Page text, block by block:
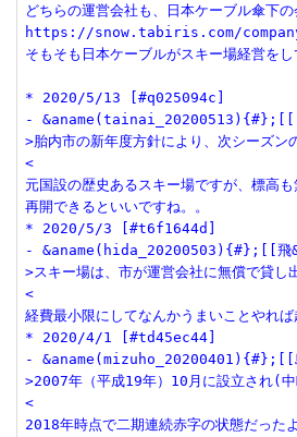
どちらの運営会社も、日本ケーブル傘下
https://snow.tabiris.com/
そもそも日本ケーブルがスキー場経営を
* 2020/5/13 [#q025094c]
- &aname(tainai_20200513){#};[[「
>胎内市の新年度方針により、次シーズン
<
元国設の歴史あるスキー場ですが、標高
再開できるといいですね。。
* 2020/5/3 [#t6f1644d]
- &aname(hida_20200503){#};[[飛
>スキー場は、市が運営会社に無償で貸し
<
経費最小限にしてなんかうまいことやれ
* 2020/4/1 [#td45ec44]
- &aname(mizuho_20200401){#};[[
>2007年（平成19年）10月に設立され(
<
2018年時点で二期連続赤字の状態だった